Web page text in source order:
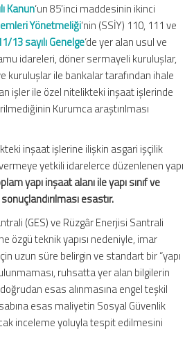
Kanun‘un 85’inci maddesinin ikinci
Yönetmeliği‘nin (SSİY) 110, 111 ve
13 sayılı Genelge‘de yer alan usul ve
idareleri, döner sermayeli kuruluşlar,
kuruluşlar ile bankalar tarafından ihale
işler ile özel nitelikteki inşaat işlerinde
Kurumca araştırılması
inşaat işlerine ilişkin asgari işçilik
yetkili idarelerce düzenlenen yapı
yapı inşaat alanı ile yapı sınıf ve
esastır.
(GES) ve Rüzgâr Enerjisi Santrali
özgü teknik yapısı nedeniyle, imar
uzun süre belirgin ve standart bir “yapı
ruhsatta yer alan bilgilerin
esas alınmasına engel teşkil
esas maliyetin Sosyal Güvenlik
inceleme yoluyla tespit edilmesini